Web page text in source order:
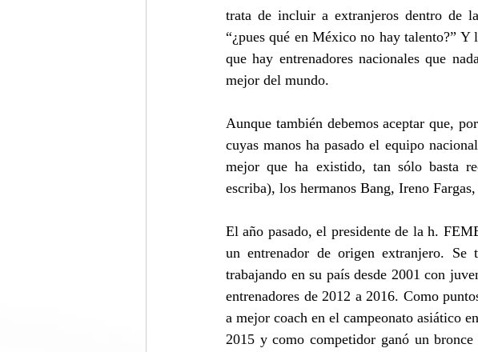
trata de incluir a extranjeros dentro de
“¿pues qué en México no hay talento?” Y
que hay entrenadores nacionales que
mejor del mundo.
Aunque también debemos aceptar que,
cuyas manos ha pasado el equipo
mejor que ha existido, tan sólo basta
escriba), los hermanos Bang, Ireno
El año pasado, el presidente de la h.
un entrenador de origen extranjero.
trabajando en su país desde 2001 con
entrenadores de 2012 a 2016. Como
a mejor coach en el campeonato asiático
2015 y como competidor ganó un